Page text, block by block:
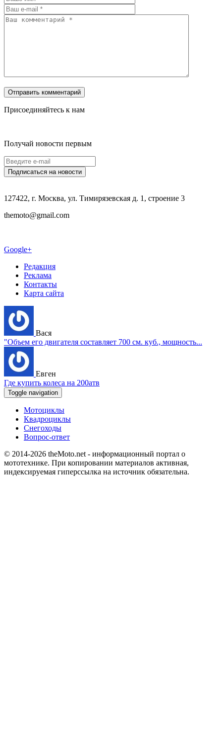
Присоединяйтесь к нам
Получай новости первым
127422, г. Москва, ул. Тимирязевская д. 1, строение 3
themoto@gmail.com
Google+
Редакция
Реклама
Контакты
Карта сайта
Вася
"Объем его двигателя составляет 700 см. куб., мощность...
Евген
Где купить колеса на 200атв
Toggle navigation
Мотоциклы
Квадроциклы
Снегоходы
Вопрос-ответ
© 2014-2026 theMoto.net - информационный портал о
мототехнике. При копировании материалов активная,
индексируемая гиперссылка на источник обязательна.